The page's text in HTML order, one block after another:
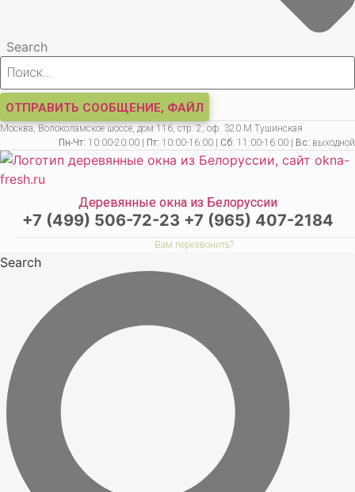
Search
ОТПРАВИТЬ СООБЩЕНИЕ, ФАЙЛ
Москва, Волоколамское шоссе, дом 116, стр. 2, оф. 320 М.Тушинская
Пн-Чт: 10:00-20:00 | Пт: 10:00-16:00 | Сб: 11:00-16:00 | Вс: выходной
Деревянные окна из Белоруссии
+7 (499) 506-72-23 +7 (965) 407-2184
Вам перезвонить?
Search